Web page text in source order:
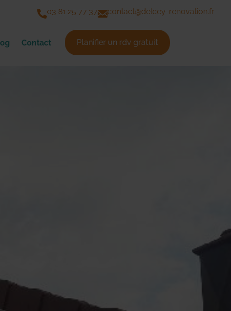
03 81 25 77 37 contact@delcey-renovation.fr
Contact Planifier un rdv gratuit